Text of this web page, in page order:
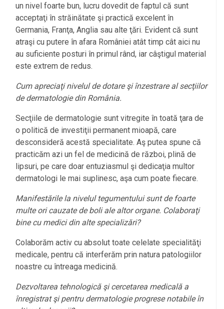
un nivel foarte bun, lucru dovedit de faptul că sunt
acceptaţi în străinătate şi practică excelent în
Germania, Franţa, Anglia sau alte ţări. Evident că sunt
atraşi cu putere în afara României atât timp cât aici nu
au suficiente posturi în primul rând, iar câştigul material
este extrem de redus.
Cum apreciaţi nivelul de dotare şi înzestrare al secţiilor
de dermatologie din România.
Secţiile de dermatologie sunt vitregite în toată ţara de
o politică de investiţii permanent mioapă, care
desconsideră acestă specialitate. Aş putea spune că
practicăm azi un fel de medicină de război, plină de
lipsuri, pe care doar entuziasmul şi dedicaţia multor
dermatologi le mai suplinesc, aşa cum poate fiecare.
Manifestările la nivelul tegumentului sunt de foarte
multe ori cauzate de boli ale altor organe. Colaboraţi
bine cu medici din alte specializări?
Colaborăm activ cu absolut toate celelate specialităţi
medicale, pentru că interferăm prin natura patologiilor
noastre cu întreaga medicină.
Dezvoltarea tehnologică şi cercetarea medicală a
înregistrat şi pentru dermatologie progrese notabile în